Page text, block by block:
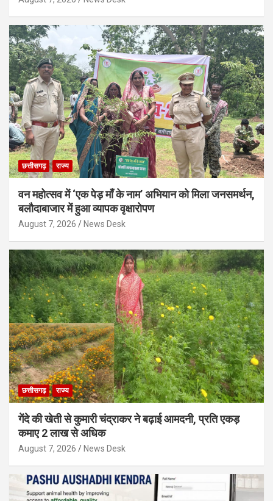
छत्तीसगढ़ राज्य
वन महोत्सव में ‘एक पेड़ माँ के नाम’ अभियान को मिला जनसमर्थन,
बलौदाबाजार में हुआ व्यापक वृक्षारोपण
August 7, 2026 News Desk
छत्तीसगढ़ राज्य
गेंदे की खेती से कुमारी चंद्राकर ने बढ़ाई आमदनी, प्रति एकड़
कमाए 2 लाख से अधिक
August 7, 2026 News Desk